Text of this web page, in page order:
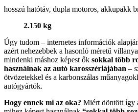
hosszú hatótáv, dupla motoros, akkupakk
2.150 kg
Úgy tudom – internetes információk
azért nehezebbek a hasonló méretű
mindenki máshoz képest ők sokkal több
használnak az autó karosszériájában –
ötvözetekkel és a karbonszálas
autógyártók.
Hogy ennek mi az oka? Miért döntött így